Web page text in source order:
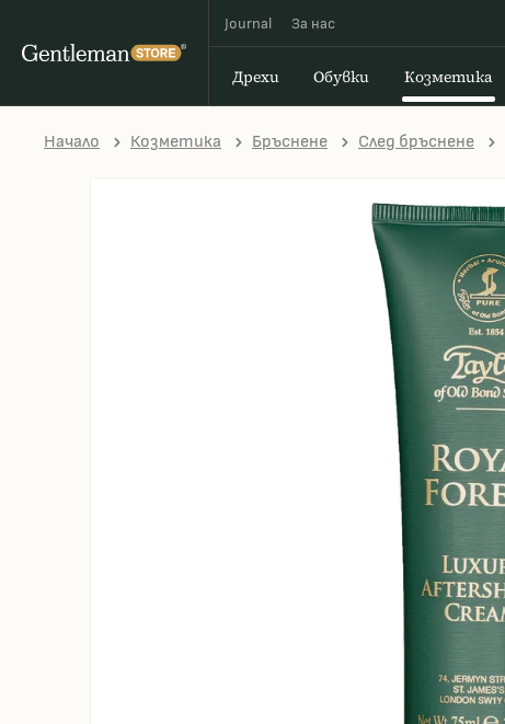
Journal За наc
Дрехи Обувки Козметика
Начало Козметика Бръснене След бръснене